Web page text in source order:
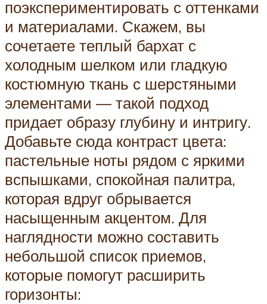
поэкспериментировать с оттенками
и материалами. Скажем, вы
сочетаете теплый бархат с
холодным шелком или гладкую
костюмную ткань с шерстяными
элементами — такой подход
придает образу глубину и интригу.
Добавьте сюда контраст цвета:
пастельные ноты рядом с яркими
вспышками, спокойная палитра,
которая вдруг обрывается
насыщенным акцентом. Для
наглядности можно составить
небольшой список приемов,
которые помогут расширить
горизонты: